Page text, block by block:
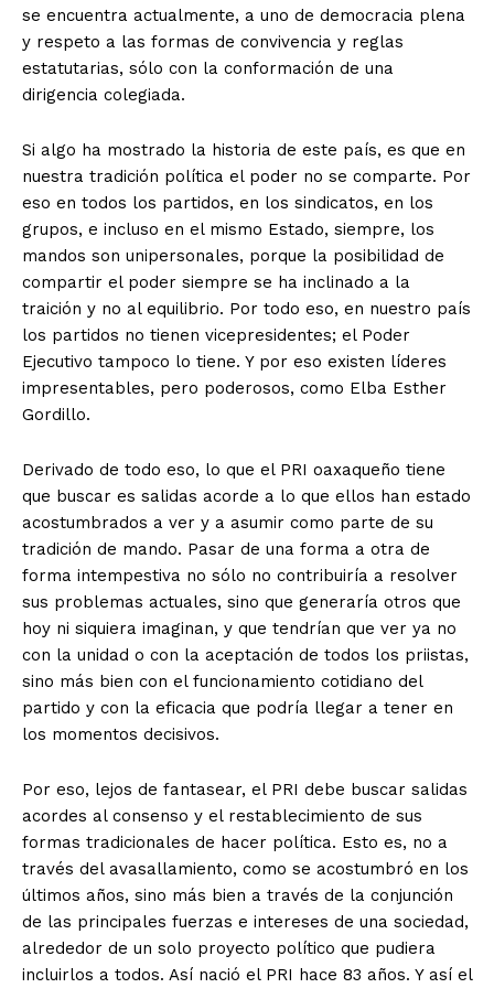
se encuentra actualmente, a uno de democracia plena
y respeto a las formas de convivencia y reglas
estatutarias, sólo con la conformación de una
dirigencia colegiada.
Si algo ha mostrado la historia de este país, es que en
nuestra tradición política el poder no se comparte. Por
eso en todos los partidos, en los sindicatos, en los
grupos, e incluso en el mismo Estado, siempre, los
mandos son unipersonales, porque la posibilidad de
compartir el poder siempre se ha inclinado a la
traición y no al equilibrio. Por todo eso, en nuestro país
los partidos no tienen vicepresidentes; el Poder
Ejecutivo tampoco lo tiene. Y por eso existen líderes
impresentables, pero poderosos, como Elba Esther
Gordillo.
Derivado de todo eso, lo que el PRI oaxaqueño tiene
que buscar es salidas acorde a lo que ellos han estado
acostumbrados a ver y a asumir como parte de su
tradición de mando. Pasar de una forma a otra de
forma intempestiva no sólo no contribuiría a resolver
sus problemas actuales, sino que generaría otros que
hoy ni siquiera imaginan, y que tendrían que ver ya no
con la unidad o con la aceptación de todos los priistas,
sino más bien con el funcionamiento cotidiano del
partido y con la eficacia que podría llegar a tener en
los momentos decisivos.
Por eso, lejos de fantasear, el PRI debe buscar salidas
acordes al consenso y el restablecimiento de sus
formas tradicionales de hacer política. Esto es, no a
través del avasallamiento, como se acostumbró en los
últimos años, sino más bien a través de la conjunción
de las principales fuerzas e intereses de una sociedad,
alrededor de un solo proyecto político que pudiera
incluirlos a todos. Así nació el PRI hace 83 años. Y así el